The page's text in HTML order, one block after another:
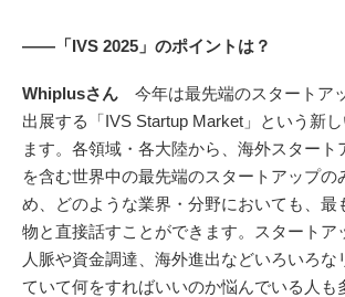
――「IVS 2025」のポイントは？
Whiplusさん 今年は最先端のスタートア
出展する「IVS Startup Market」という新
ます。各領域・各大陸から、海外スタート
を含む世界中の最先端のスタートアップの
め、どのような業界・分野においても、最
物と直接話すことができます。スタートア
人脈や資金調達、海外進出などいろいろな
ていて何をすればいいのか悩んでいる人も